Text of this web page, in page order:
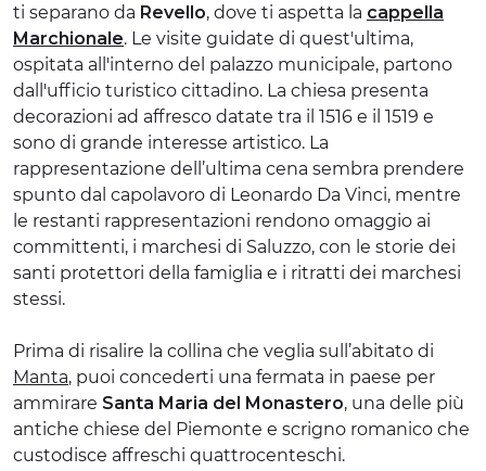
ti separano da Revello, dove ti aspetta la cappella
Marchionale. Le visite guidate di quest'ultima,
ospitata all'interno del palazzo municipale, partono
dall'ufficio turistico cittadino. La chiesa presenta
decorazioni ad affresco datate tra il 1516 e il 1519 e
sono di grande interesse artistico. La
rappresentazione dell’ultima cena sembra prendere
spunto dal capolavoro di Leonardo Da Vinci, mentre
le restanti rappresentazioni rendono omaggio ai
committenti, i marchesi di Saluzzo, con le storie dei
santi protettori della famiglia e i ritratti dei marchesi
stessi.
Prima di risalire la collina che veglia sull’abitato di
Manta, puoi concederti una fermata in paese per
ammirare Santa Maria del Monastero, una delle più
antiche chiese del Piemonte e scrigno romanico che
custodisce affreschi quattrocenteschi.